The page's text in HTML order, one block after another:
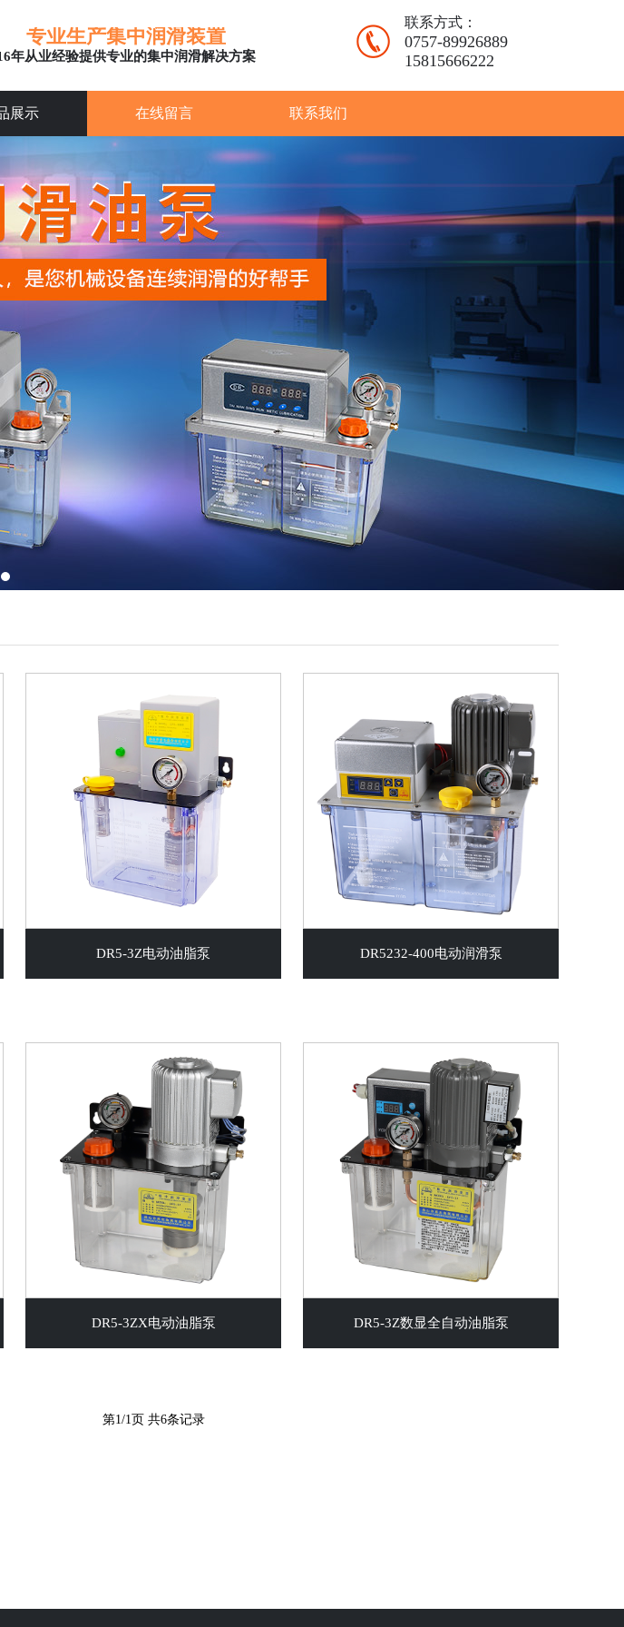
联系方式：
0757-89926889
15815666222
专业生产集中润滑装置
年从业经验提供专业的集中润滑解决方案
展示 在线留言 联系我们
DR5-3Z电动油脂泵 DR5232-400电动润滑泵
DR5-3ZX电动油脂泵 DR5-3Z数显全自动油脂泵
第1/1页 共6条记录